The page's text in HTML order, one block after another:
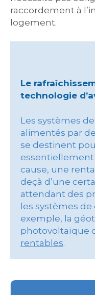
raccordement à
logement.
Le
technologie
Les systèmes de
alimentés par
se destinent
essentiellement
cause, une
deçà d’une
attendant des
les systèmes
exemple, la
photovoltaïque
rentables.